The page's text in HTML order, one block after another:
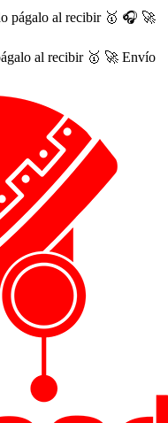
págalo al recibir 🥇 🎧 🚀
al recibir 🥇 🚀 Envío